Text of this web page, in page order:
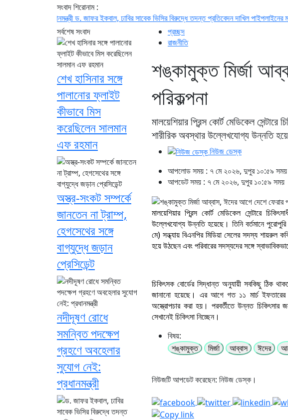
সংবাদ শিরোনাম :
ড. জাফর ইকবাল, ঢাবির সাবেক ভিসির বিরুদ্ধে তদন্ত প্রতিবেদন দাখিলপাইপলাইনের মাধ্যমে ভারত
প্রচ্ছদ
রাজনীতি
শঙ্কামুক্ত মির্জা
পরিকল্পনা
মালয়েশিয়ার প্রিন্স কোর্ট মেডিকেল
শারীরিক অবস্থার উল্লেখযোগ্য উন্নতি
নিউজ ডেস্ক
আপলোড সময় : ৭ মে ২০২৬, দুপুর ১০:৫৯ সময়
আপডেট সময় : ৭ মে ২০২৬, দুপুর ১০:৫৯ সময়
মালয়েশিয়ার প্রিন্স কোর্ট মেডিকেল সেন্টারে
উল্লেখযোগ্য উন্নতি হয়েছে। তিনি বর্তমানে
মে) সন্ধ্যায় বিএনপির মিডিয়া সেলের সদস্য শায়রুল
হয়ে উঠছেন এবং পরিবারের সদস্যদের সঙ্গে
চিকিৎসক বোর্ডের সিদ্ধান্ত অনুযায়ী সবকিছু ঠিক
জানানো হয়েছে। এর আগে গত ১১ মার্চ ইফতারের
অস্ত্রোপচার করা হয়। পরবর্তীতে উন্নত চিকিৎসার
সেখানেই চিকিৎসা নিচ্ছেন।
বিষয়:
শঙ্কামুক্ত
মির্জা আব্বাস ঈদের
নিউজটি আপডেট করেছেন: নিউজ ডেস্ক।
সর্বশেষ সংবাদ
শেখ হাসিনার সঙ্গে
পালানোর ফ্লাইট
কীভাবে মিস
করেছিলেন সালমান
এফ রহমান
অস্ত্র-সংকট সম্পর্কে
জানতেন না ট্রাম্প,
হেগসেথের সঙ্গে
বাগ্‌যুদ্ধে জড়ান
প্রেসিডেন্ট
নদীদূষণ রোধে
সমন্বিত পদক্ষেপ
গ্রহণে অবহেলার
সুযোগ নেই:
প্রধানমন্ত্রী